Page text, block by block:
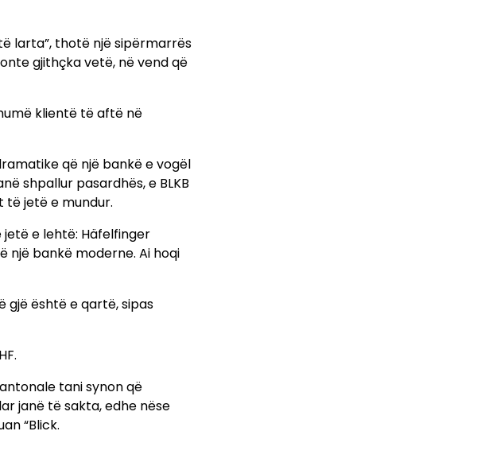
larta”, thotë një sipërmarrës
gjithçka vetë, në vend që
klientë të aftë në
që një bankë e vogël
shpallur pasardhës, e BLKB
të jetë e mundur.
e lehtë: Häfelfinger
një bankë moderne. Ai hoqi
gjë është e qartë, sipas
tani synon që
janë të sakta, edhe nëse
“Blick.